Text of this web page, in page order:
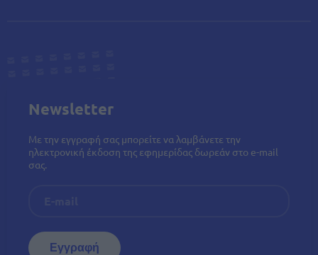
Newsletter
Με την εγγραφή σας μπορείτε να λαμβάνετε την
ηλεκτρονική έκδοση της εφημερίδας δωρεάν στο e-mail
σας.